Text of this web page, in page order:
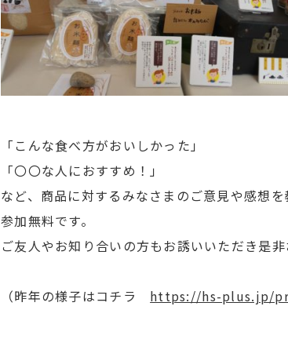
「こんな食べ方がおいしかった」
「〇〇な人におすすめ！」
など、商品に対するみなさまのご意見や感想を
参加無料です。
ご友人やお知り合いの方もお誘いいただき是
（昨年の様子はコチラ https://hs-plus.jp/